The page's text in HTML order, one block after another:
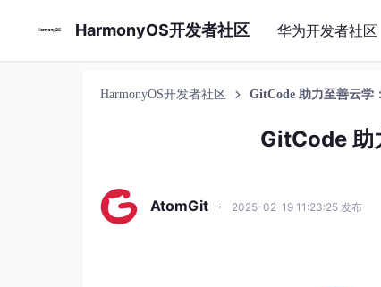
HarmonyOS开发者社区 华为开发者社区
HarmonyOS开发者社区 GitCode 助力至善云学
GitCode 助
AtomGit · 2025-02-19 11:23:25 发布